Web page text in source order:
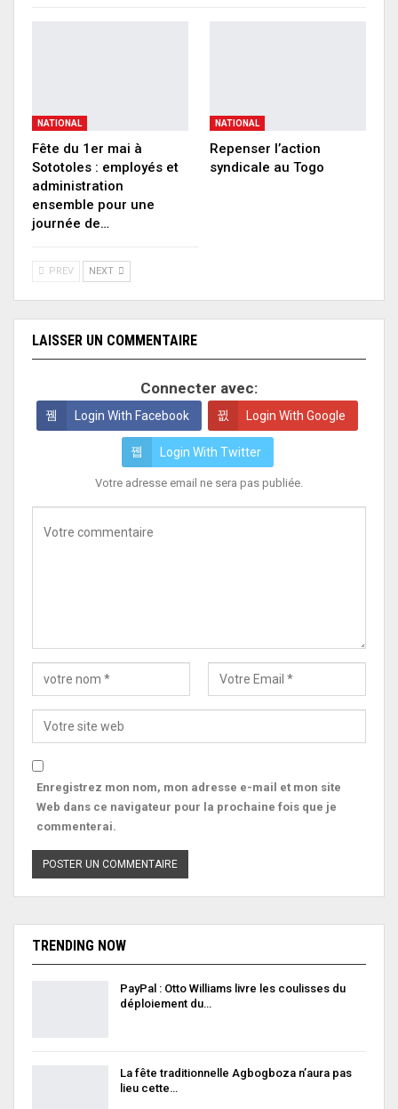
NATIONAL
Fête du 1er mai à
Sototoles : employés et
administration
ensemble pour une
journée de…
NATIONAL
Repenser l’action
syndicale au Togo
PREV NEXT
LAISSER UN COMMENTAIRE
Connecter avec:
Login With Facebook Login With Google
Login With Twitter
Votre adresse email ne sera pas publiée.
Enregistrez mon nom, mon adresse e-mail et mon site
Web dans ce navigateur pour la prochaine fois que je
commenterai.
TRENDING NOW
PayPal : Otto Williams livre les coulisses du
déploiement du…
La fête traditionnelle Agbogboza n’aura pas
lieu cette…